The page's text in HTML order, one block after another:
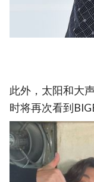
此外，太阳和大
时将再次看到